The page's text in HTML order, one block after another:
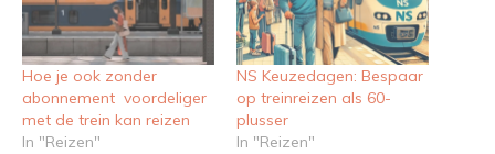
Hoe je ook zonder
abonnement voordeliger
met de trein kan reizen
In "Reizen"
NS Keuzedagen: Bespaar
op treinreizen als 60-
plusser
In "Reizen"